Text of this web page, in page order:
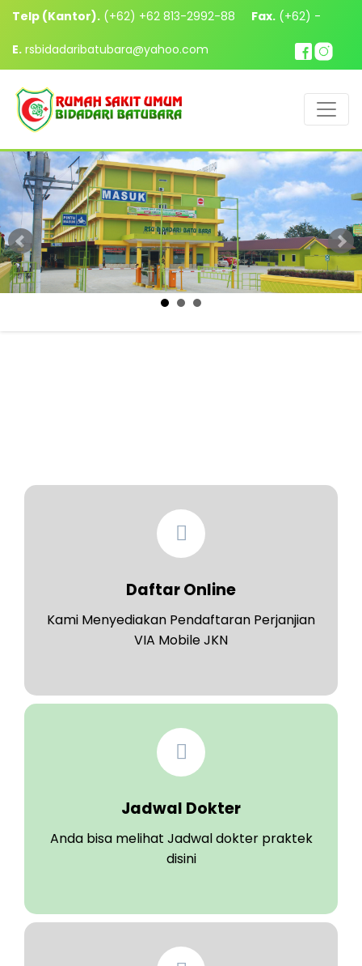
Telp (Kantor). (+62) +62 813-2992-88 Fax. (+62) -
E. rsbidadaribatubara@yahoo.com
Daftar Online
Kami Menyediakan Pendaftaran Perjanjian
VIA Mobile JKN
Jadwal Dokter
Anda bisa melihat Jadwal dokter praktek
disini